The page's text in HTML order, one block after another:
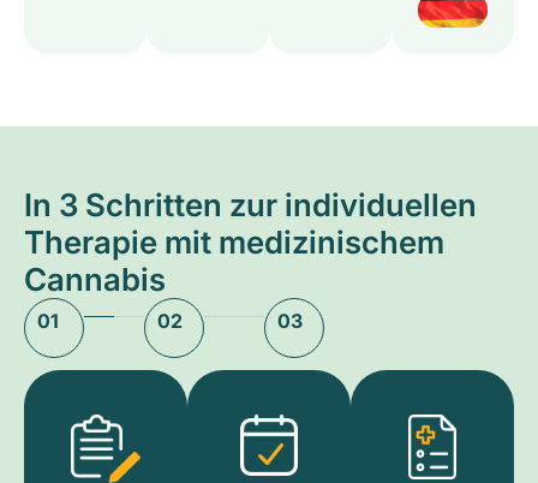
In 3 Schritten zur individuellen
Therapie mit medizinischem
Cannabis
01 02 03